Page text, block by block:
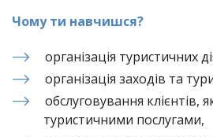
Чому ти навчишся?
організація туристичних
організація заходів та
обслуговування клієнтів,
туристичними послугами,